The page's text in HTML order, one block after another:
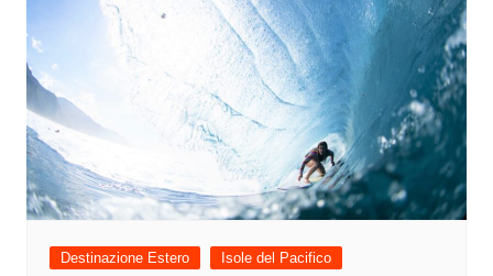
Destinazione Estero
Isole del Pacifico